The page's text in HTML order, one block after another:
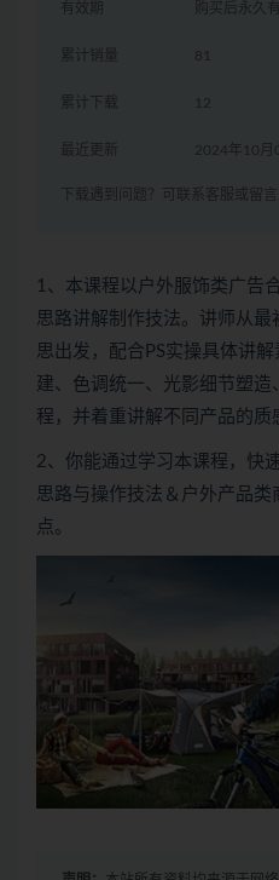
有效期 购买后永久
累计销量 81
累计下载 12
最近更新 2024年10月
下载遇到问题？可联系客服或留言
1、本课程以户外服饰类广告
思路讲解制作技法。讲师从最
思出发，配合PS实操具体讲
建、色调统一、光影细节塑
程，并着重讲解不同产品的质
2、你能通过学习本课程，快
思路与操作技法＆户外产品
点。